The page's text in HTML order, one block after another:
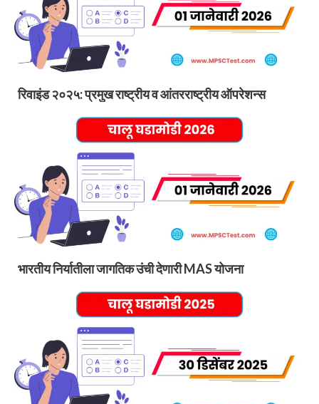
रिवाइंड २०२५: प्रमुख राष्ट्रीय व आंतरराष्ट्रीय ऑपरेशन्स
भारतीय निर्यातीला जागतिक उंची देणारी MAS योजना